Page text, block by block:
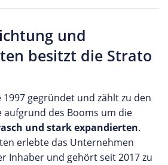
und
besitzt die Strato
1997 gegründet und zählt zu den
aufgrund des Booms um die
und stark expandierten.
erlebte das Unternehmen
Inhaber und gehört seit 2017 zu